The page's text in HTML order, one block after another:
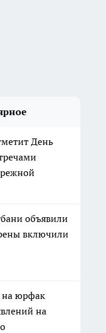
День
объявили
включили
на юрфак
на